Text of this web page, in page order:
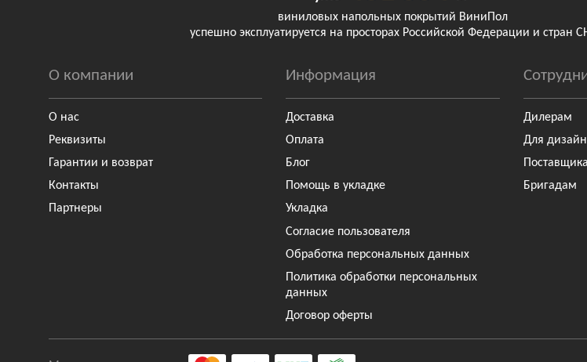
виниловых напольных покрытий ВиниПол
успешно эксплуатируется на просторах Российской Федерации и стран
О компании
О нас
Реквизиты
Гарантии и возврат
Контакты
Партнеры
Информация
Доставка
Оплата
Блог
Помощь в укладке
Укладка
Согласие пользователя
Обработка персональных данных
Политика обработки персональных
данных
Договор оферты
Дилерам
Для
Бригадам